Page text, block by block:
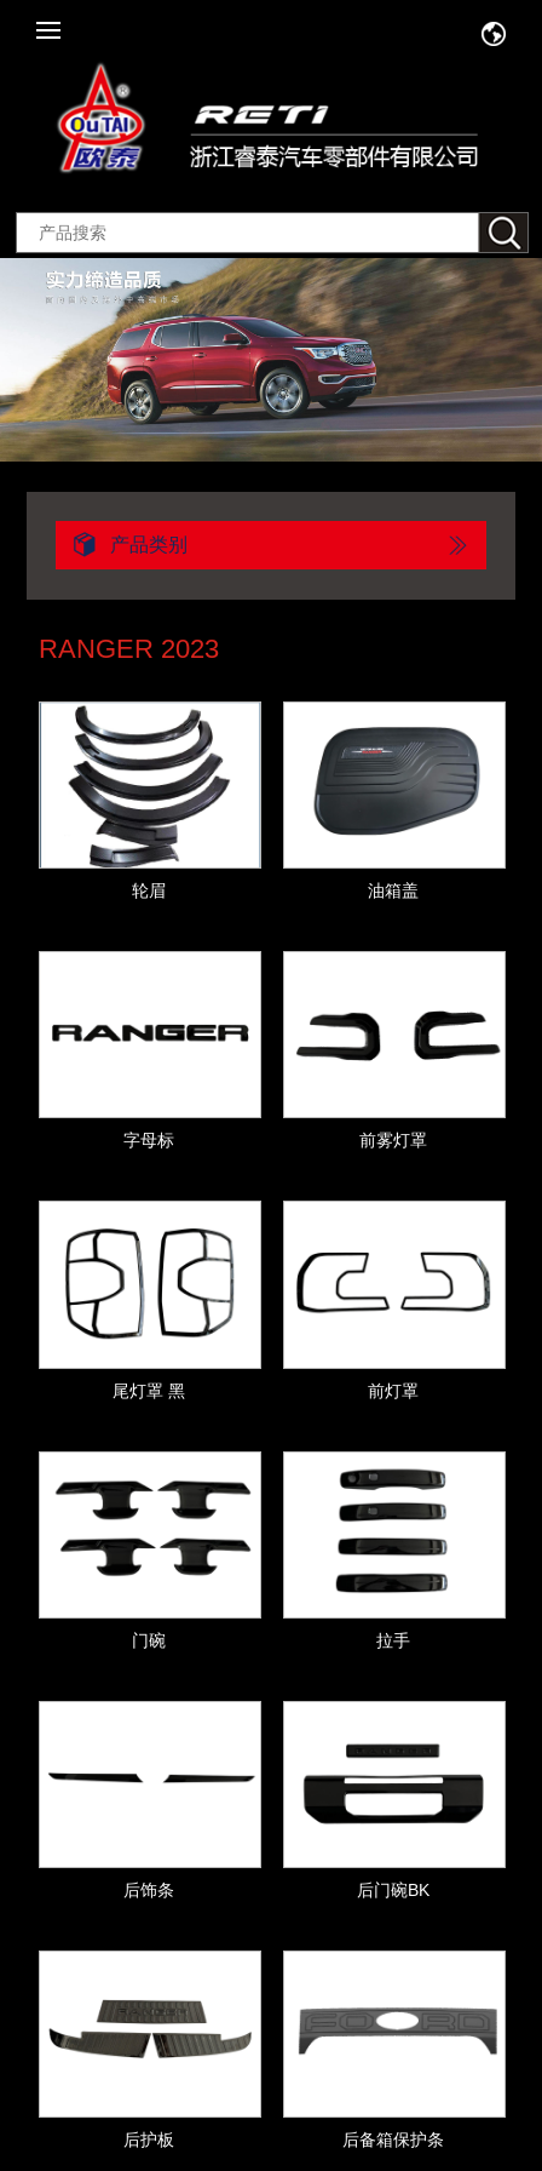
产品类别
RANGER 2023
轮眉 油箱盖
字母标 前雾灯罩
尾灯罩 黑 前灯罩
门碗 拉手
后饰条 后门碗BK
后护板 后备箱保护条